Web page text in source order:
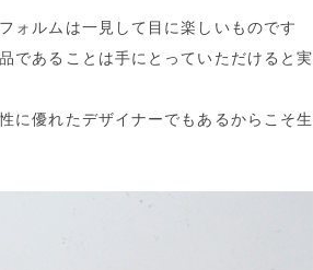
ォルムは一見して目に楽しいものです
であることは手にとっていただけると実
に優れたデザイナーでもあるからこそ生